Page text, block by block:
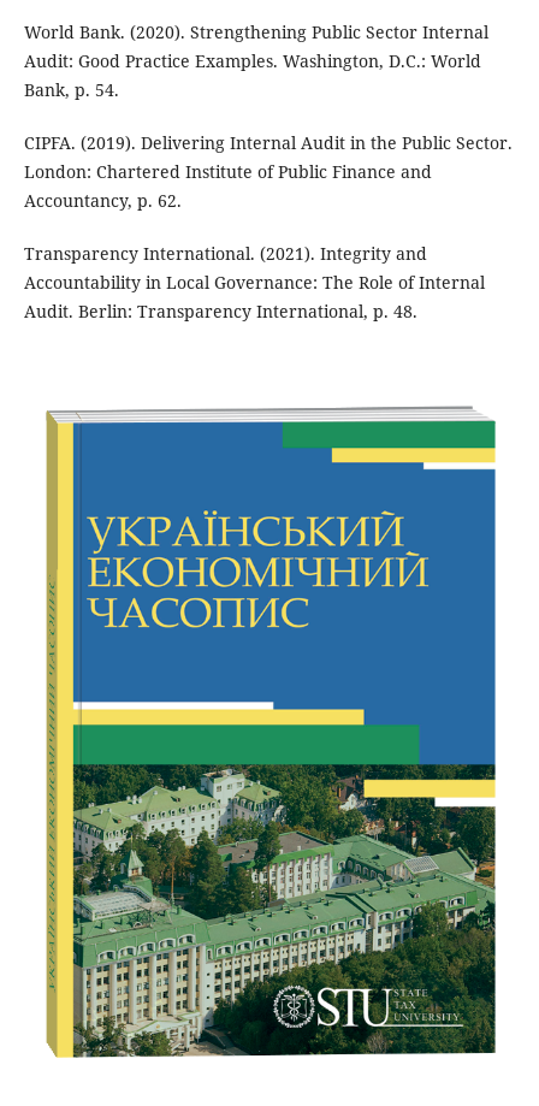
World Bank. (2020). Strengthening Public Sector Internal
Audit: Good Practice Examples. Washington, D.C.: World
Bank, p. 54.
CIPFA. (2019). Delivering Internal Audit in the Public Sector.
London: Chartered Institute of Public Finance and
Accountancy, p. 62.
Transparency International. (2021). Integrity and
Accountability in Local Governance: The Role of Internal
Audit. Berlin: Transparency International, p. 48.